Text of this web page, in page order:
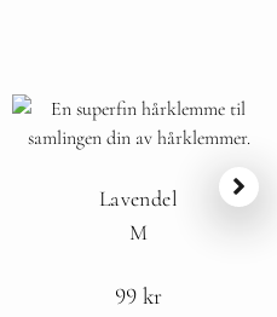
Lavendel
M
99 kr